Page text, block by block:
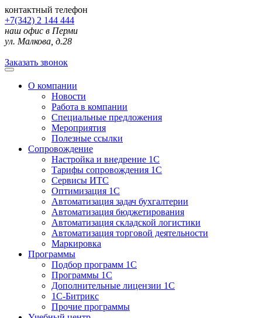
контактный телефон
+7(342) 2 144 444
наш офис в Перми
ул. Малкова, д.28
Заказать звонок
О компании
Новости
Работа в компании
Специальные предложения
Мероприятия
Полезные ссылки
Сопровождение
Настройка и внедрение 1С
Тарифы сопровождения 1С
Сервисы ИТС
Оптимизация 1С
Автоматизация задач бухгалтерии
Автоматизация бюджетирования
Автоматизация складской логистики
Автоматизация торговой деятельности
Маркировка
Программы
Подбор программ 1С
Программы 1С
Дополнительные лицензии 1С
1С-Битрикс
Прочие программы